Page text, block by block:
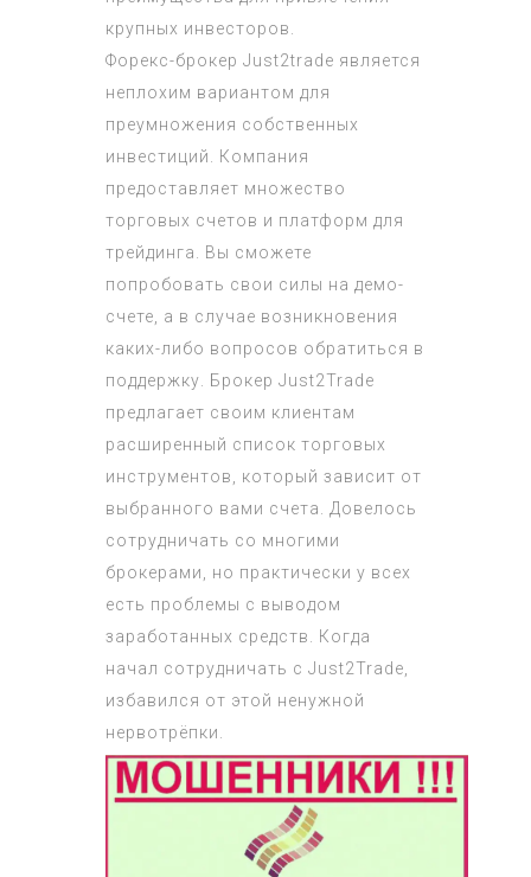
крупных инвесторов.
Форекс-брокер Just2trade является
неплохим вариантом для
преумножения собственных
инвестиций. Компания
предоставляет множество
торговых счетов и платформ для
трейдинга. Вы сможете
попробовать свои силы на демо-
счете, а в случае возникновения
каких-либо вопросов обратиться в
поддержку. Брокер Just2Trade
предлагает своим клиентам
расширенный список торговых
инструментов, который зависит от
выбранного вами счета. Довелось
сотрудничать со многими
брокерами, но практически у всех
есть проблемы с выводом
заработанных средств. Когда
начал сотрудничать с Just2Trade,
избавился от этой ненужной
нервотрёпки.